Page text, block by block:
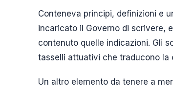
Conteneva principi, definizioni e
incaricato il Governo di scrivere,
contenuto quelle indicazioni. Gli
tasselli attuativi che traducono la
Un altro elemento da tenere a